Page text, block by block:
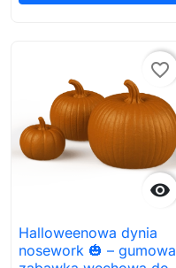

favorite_border
Halloweenowa dynia
nosework 🎃 – gumowa